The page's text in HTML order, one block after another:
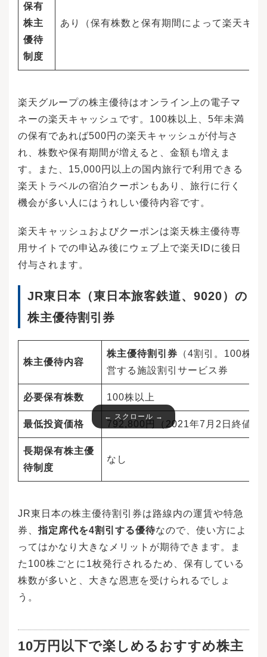
保有
株主
優待
制度
あり（保有株数と保有期間によって楽天キ
楽天グループの株主優待はオンライン上の電子マ
ネーの楽天キャッシュです。100株以上、5年未満
の保有であれば500円の楽天キャッシュが付与さ
れ、株数や保有期間が増えると、金額も増えま
す。また、15,000円以上の国内旅行で利用できる
楽天トラベルの宿泊クーポンもあり、旅行に行く
機会が多い人にはうれしい優待内容です。
楽天キャッシュおよびクーポンは楽天株主優待専
用サイトでの申込み後にウェブ上で楽天IDに後日
付与されます。
JR東日本（東日本旅客鉄道、9020）の
株主優待割引券
株主優待内容
株主優待割引券 （4割引。100株
営する施設割引サービス券
必要保有株数 100株以上
最低投資価格 792,800円（2021年7月2日終値）
長期保有株主優
待制度
なし
JR東日本の株主優待割引券は路線内の運賃や特急
券、 指定席代を4割引する優待なので、使い方によ
ってはかなり大きなメリットが期待できます。ま
た100株ごとに1枚発行されるため、保有している
株数が多いと、大きな恩恵を受けられるでしょ
う。
10万円以下で楽しめるおすすめ株主